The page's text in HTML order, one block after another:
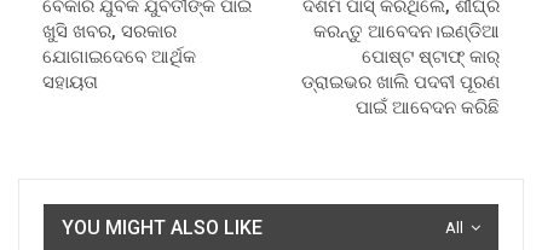
ବେକାର ଯୁବକ ଯୁବତୀଙ୍କ ପାଇଁ
ଖୁସି ଖବର, ସରକାର
ଯୋଗାଇଦେବେ ଆର୍ଥିକ
ସହାୟତା
ଦଶମ ପାସ୍ କରିଥିଲେ, ଶୀଘ୍ର
କରନ୍ତୁ ଆବେଦନ।ଇଣ୍ଡିଆ
ପୋଷ୍ଟ ଷ୍ଟାଫ୍ କାର୍
ଡ୍ରାଇଭର ଖାଲି ପଦବୀ ପୂରଣ
ପାଇଁ ଆବେଦନ କରିଛି
All
YOU MIGHT ALSO LIKE